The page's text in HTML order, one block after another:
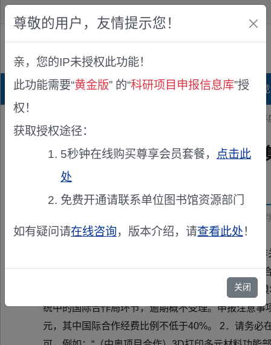
公众版
首页 科研项目库 项目指南库 奖项
> 中国科学院国际合作局关于征集2027
中国科学院国际合作局关于
发布机构：
中国科学院国际合作局关于征集2027年度中国
院属各相关单位： 为深化我院与奥地利的合
tion Agency，简称FFG）决定共同择优支持3个双边
要求请见附件。 中方申请人须通过院ARP国际合作
统中的国际合作局环节，逾期概不受理。申报注意
元，其中国际合作经费比例不低于40%。 2．请务
尊敬的用户，友情提示您！
亲，您的IP未授权此功能！
此功能需要“黄金版” 的“科研项目申报信息库”授
权！
获取授权途径：
5秒钟在线购买尊享会员套餐， 点击此
处
免费开通请联系单位图书馆资源部门
如有疑问请在线咨询，版本介绍，请查看此处！
关闭